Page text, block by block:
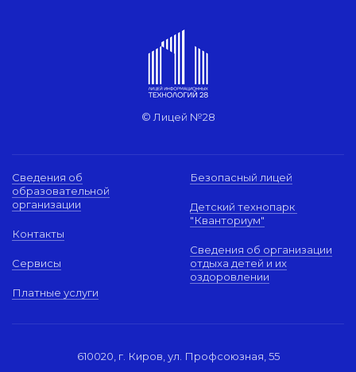
© Лицей №28
Сведения об
образовательной
организации
Контакты
Сервисы
Платные услуги
Безопасный лицей
Детский технопарк
"Кванториум"
Сведения об организации
отдыха детей и их
оздоровлении
610020, г. Киров, ул. Профсоюзная, 55